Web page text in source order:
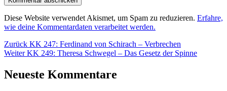
Diese Website verwendet Akismet, um Spam zu reduzieren. Erfahre,
wie deine Kommentardaten verarbeitet werden.
Beitragsnavigation
Zurück Vorheriger
Beitrag:
KK 247: Ferdinand von Schirach – Verbrechen
Weiter Nächster
KK 249: Theresa Schwegel – Das Gesetz der Spinne
Neueste Kommentare